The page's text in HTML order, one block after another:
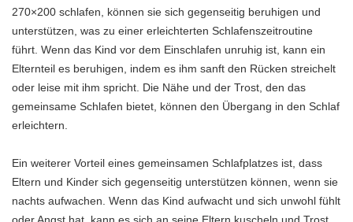
270×200 schlafen, können sie sich gegenseitig beruhigen und
unterstützen, was zu einer erleichterten Schlafenszeitroutine
führt. Wenn das Kind vor dem Einschlafen unruhig ist, kann ein
Elternteil es beruhigen, indem es ihm sanft den Rücken streichelt
oder leise mit ihm spricht. Die Nähe und der Trost, den das
gemeinsame Schlafen bietet, können den Übergang in den Schlaf
erleichtern.
Ein weiterer Vorteil eines gemeinsamen Schlafplatzes ist, dass
Eltern und Kinder sich gegenseitig unterstützen können, wenn sie
nachts aufwachen. Wenn das Kind aufwacht und sich unwohl fühlt
oder Angst hat, kann es sich an seine Eltern kuscheln und Trost